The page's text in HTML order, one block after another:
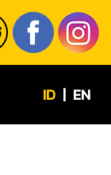
ID | EN